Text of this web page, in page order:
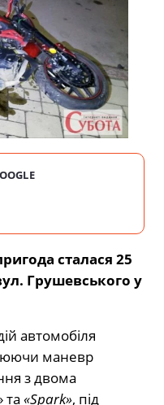
сталася 25
Грушевського у
автомобіля
маневр
з двома
та «Spark», під